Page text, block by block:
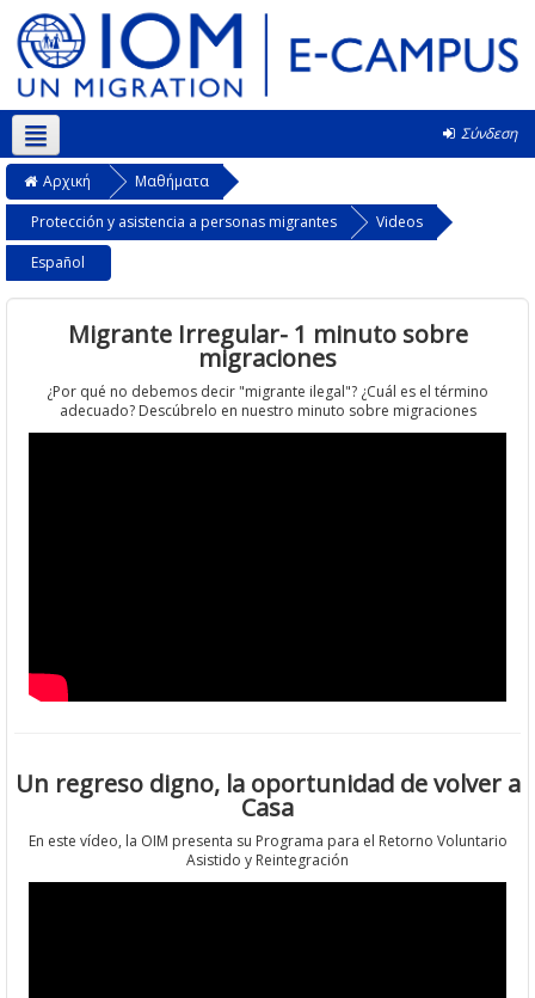
Σύνδεση
Ελληνικά ‎(el)‎
Αρχική
Μαθήματα
Protección y asistencia a personas migrantes
Videos
Español
Migrante Irregular- 1 minuto sobre
migraciones
¿Por qué no debemos decir "migrante ilegal"? ¿Cuál es el término
adecuado? Descúbrelo en nuestro minuto sobre migraciones
Un regreso digno, la oportunidad de volver a
Casa
En este vídeo, la OIM presenta su Programa para el Retorno Voluntario
Asistido y Reintegración